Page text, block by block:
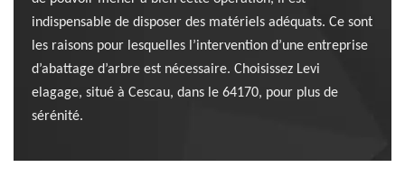
indispensable de disposer des matériels adéquats. Ce sont
les raisons pour lesquelles l’intervention d’une entreprise
d’abattage d’arbre est nécessaire. Choisissez Levi
elagage, situé à Cescau, dans le 64170, pour plus de
sérénité.